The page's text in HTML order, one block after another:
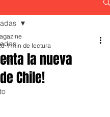
la nueva
Chile!
1 min de lectura